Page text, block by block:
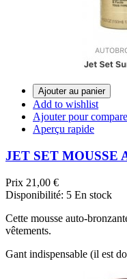
Ajouter au panier
Add to wishlist
Ajouter pour
Aperçu rapide
JET SET MOUSSE
Prix 21,00 €
Disponibilité: 5 En stock
Cette mousse auto-
vêtements.
Gant indispensable (il est